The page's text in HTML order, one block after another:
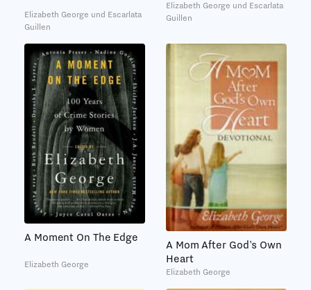
Elizabeth George und Escarlata
Guillen
Elizabeth George und Escarlata
Guillen
A Moment On The Edge
Elizabeth George
A Mom After God's Own
Heart
Elizabeth George